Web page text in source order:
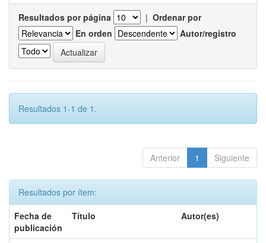
Resultados por página | Ordenar por
En orden
Autor/registro
Resultados 1-1 de 1.
Anterior 1 Siguiente
Resultados por ítem:
Fecha de
publicación
Título Autor(es)